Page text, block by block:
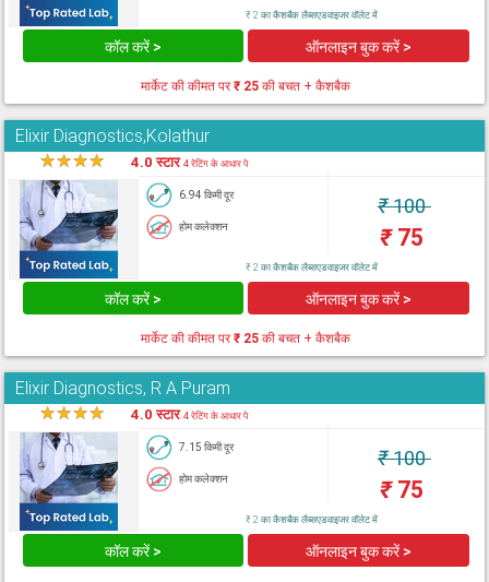
₹ 2 का कैशबैक लैब्सएडवाइजर वॉलेट में
कॉल करें > ऑनलाइन बुक करें >
मार्केट की कीमत पर₹ 25 की बचत + कैशबैक
Elixir Diagnostics,Kolathur
★★★★ 4.0 स्टार4 रेटिंग के आधार पे
6.94 किमी दूर
होम कलेक्शन
₹100
₹75
₹ 2 का कैशबैक लैब्सएडवाइजर वॉलेट में
कॉल करें > ऑनलाइन बुक करें >
मार्केट की कीमत पर₹ 25 की बचत + कैशबैक
Elixir Diagnostics, R A Puram
★★★★ 4.0 स्टार4 रेटिंग के आधार पे
7.15 किमी दूर
होम कलेक्शन
₹100
₹75
₹ 2 का कैशबैक लैब्सएडवाइजर वॉलेट में
कॉल करें > ऑनलाइन बुक करें >